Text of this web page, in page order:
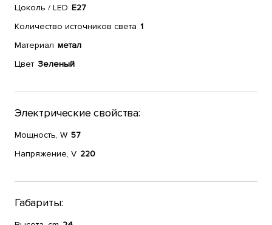
Цоколь / LED E27
Количество источников света 1
Материал метал
Цвет Зеленый
Электрические свойства:
Мощность, W 57
Напряжение, V 220
Габариты: